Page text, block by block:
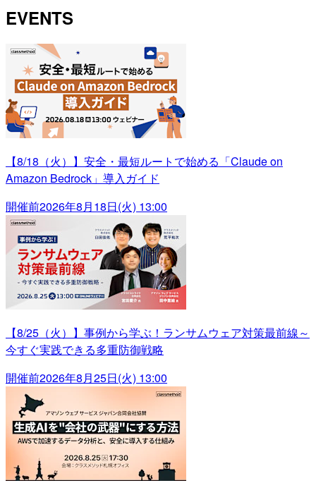
EVENTS
【8/18（火）】安全・最短ルートで始める「Claude on
Amazon Bedrock」導入ガイド
開催前2026年8月18日(火) 13:00
【8/25（火）】事例から学ぶ！ランサムウェア対策最前線～
今すぐ実践できる多重防御戦略
開催前2026年8月25日(火) 13:00